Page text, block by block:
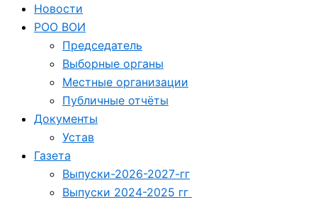
Новости
РОО ВОИ
Председатель
Выборные органы
Местные организации
Публичные отчёты
Документы
Устав
Газета
Выпуски-2026-2027-гг
Выпуски 2024-2025 гг